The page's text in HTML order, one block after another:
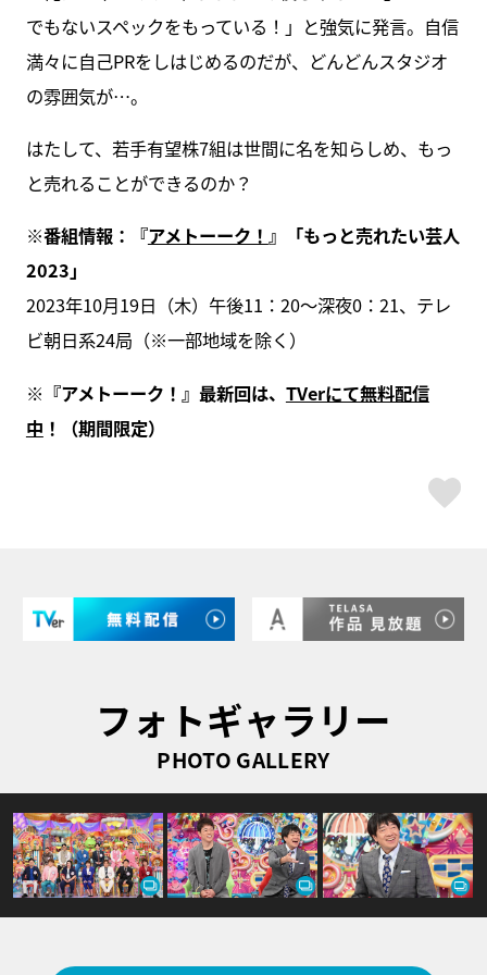
でもないスペックをもっている！」と強気に発言。自信
満々に自己PRをしはじめるのだが、どんどんスタジオ
の雰囲気が…。
はたして、若手有望株7組は世間に名を知らしめ、もっ
と売れることができるのか？
※番組情報：『アメトーーク！ 』「もっと売れたい芸人
2023」
2023年10月19日（木）午後11：20～深夜0：21、テレ
ビ朝日系24局（※一部地域を除く）
※『アメトーーク！』最新回は、 TVerにて無料配信
中 ！（期間限定）
フォトギャラリー
PHOTO GALLERY